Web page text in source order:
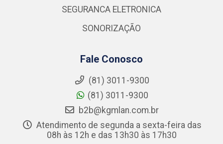
SEGURANCA ELETRONICA
SONORIZAÇÃO
Fale Conosco
(81) 3011-9300
(81) 3011-9300
b2b@kgmlan.com.br
Atendimento de segunda a sexta-feira das
08h às 12h e das 13h30 às 17h30